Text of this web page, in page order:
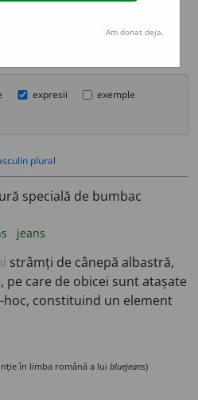
expresii
exemple
plural
specială de bumbac
jeans
strâmți de cânepă albastră,
pe care de obicei sunt atașate
hoc, constituind un element
în limba română a lui bluejeans)
Am donat deja.